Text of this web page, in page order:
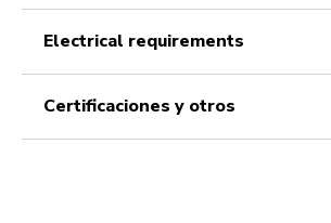
electrical requirements
certificaciones y otros